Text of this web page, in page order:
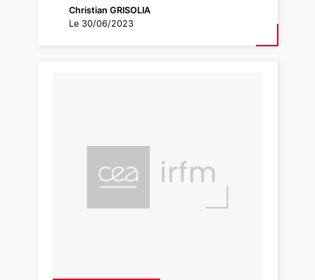
Christian GRISOLIA
Le 30/06/2023